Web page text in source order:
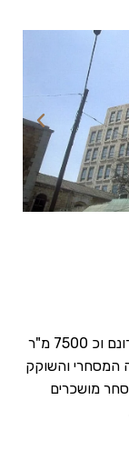
רחוב בית הדפוס 29 מתחם מסחרי בן 14.5 דונם וכ 7500 מ"ר
והשוקק
מושכרים